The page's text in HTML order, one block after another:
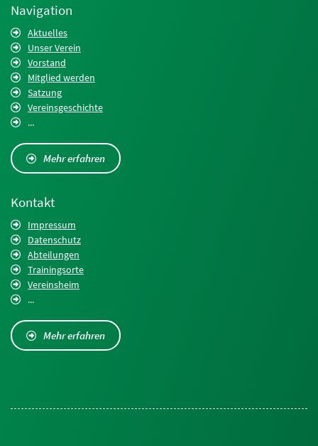
Navigation
Aktuelles
Unser Verein
Vorstand
Mitglied werden
Satzung
Vereinsgeschichte
...
Mehr erfahren
Kontakt
Impressum
Datenschutz
Abteilungen
Trainingsorte
Vereinsheim
...
Mehr erfahren